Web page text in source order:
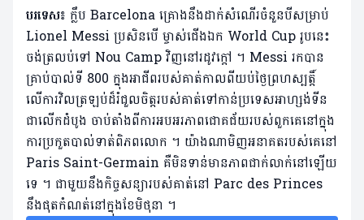
បរទេស៖ ក្លឹប Barcelona គ្រោងនឹងដាក់សំណើរចំនួនបីសម្រាប់
Lionel Messi ប្រសិនបើ ម្ចាស់ជើងឯក World Cup រូបនេះ
ចង់ត្រលប់ទៅ Nou Camp វិញនៅរដូវក្តៅ ។ Messi រកបាន
គ្រាប់បាល់ទី 800 ក្នុងអាជីពរបស់គាត់កាលពីយប់ថ្ងៃព្រហស្បត្តិ៍
លើការវិលត្រឡប់ដ៏រំជួលចិត្តរបស់គាត់ទៅកាន់ប្រទេសអាហ្សង់ទីន
ជាលើកដំបូង ចាប់តាំងពីការអបអរភាពជោគជ័យរបស់ពួកគេនៅក្នុង
ការប្រកួតបាល់ទាត់ពិភពលោក ។ យ៉ាងណាមិញអនាគតរបស់គេនៅ
Paris Saint-Germain គឺមិនទាន់មានភាពជាក់លាក់នៅឡើយ
ទេ ។ ជាមួយនឹងកិច្ចសន្យារបស់គាត់នៅ Parc des Princes
នឹងផុតកំណត់នៅក្នុងខែមិថុនា​ ។